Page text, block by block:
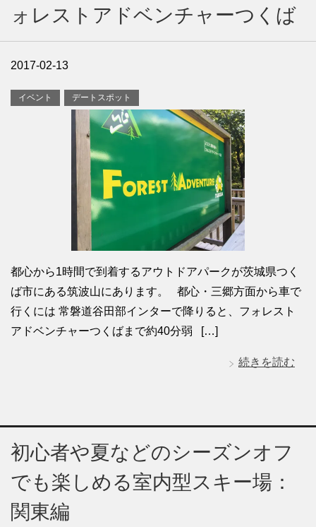
ォレストアドベンチャーつくば
2017-02-13
イベント デートスポット
都心から1時間で到着するアウトドアパークが茨城県つく
ば市にある筑波山にあります。 都心・三郷方面から車で
行くには 常磐道谷田部インターで降りると、フォレスト
アドベンチャーつくばまで約40分弱 […]
続きを読む
初心者や夏などのシーズンオフ
でも楽しめる室内型スキー場：
関東編